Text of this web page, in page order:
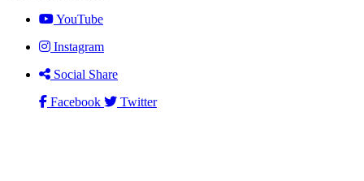
YouTube
Instagram
Social Share
Facebook
Twitter